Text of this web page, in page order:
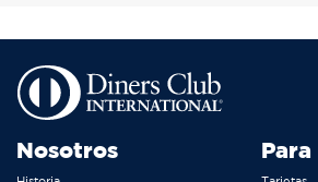
Nosotros